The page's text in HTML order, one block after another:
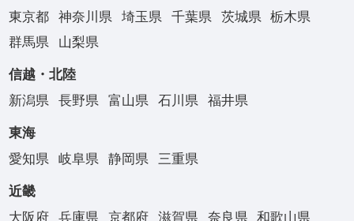
東京都
神奈川県 埼玉県 千葉県 茨城県
栃木県
群馬県
山梨県
信越・北陸
新潟県
長野県 富山県 石川県 福井県
東海
愛知県
岐阜県 静岡県 三重県
近畿
大阪府
兵庫県 京都府 滋賀県 奈良県 和歌山県